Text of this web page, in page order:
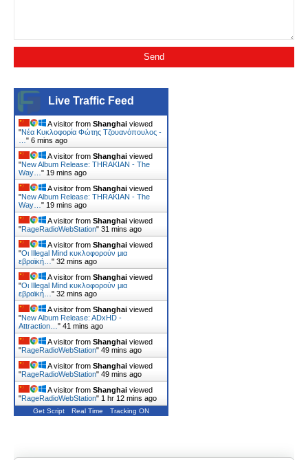
Live Traffic Feed
A visitor from Shanghai viewed
"Νέα Κυκλοφορία Φώτης Τζουανόπουλος -
" 6 mins ago
A visitor from Shanghai viewed
"New Album Release: THRAKIAN - The
Way… " 19 mins ago
A visitor from Shanghai viewed
"New Album Release: THRAKIAN - The
Way… " 19 mins ago
A visitor from Shanghai viewed
"RageRadioWebStation" 31 mins ago
A visitor from Shanghai viewed
"Οι Illegal Mind κυκλοφορούν μια
εβραϊκή… " 32 mins ago
A visitor from Shanghai viewed
"Οι Illegal Mind κυκλοφορούν μια
εβραϊκή… " 32 mins ago
A visitor from Shanghai viewed
"New Album Release: ADxHD -
Attraction… " 41 mins ago
A visitor from Shanghai viewed
"RageRadioWebStation" 49 mins ago
A visitor from Shanghai viewed
"RageRadioWebStation" 49 mins ago
A visitor from Shanghai viewed
"RageRadioWebStation" 1 hr 12 mins ago
Get Script Real Time Tracking ON